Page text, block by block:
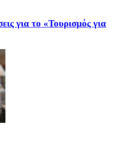
για το «Τουρισμός για